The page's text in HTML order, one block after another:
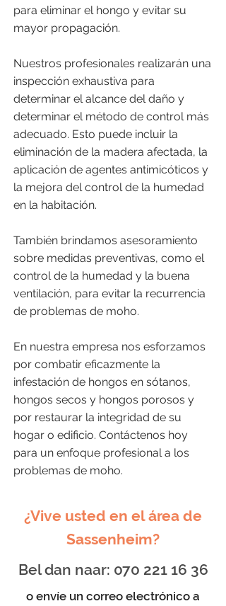
para eliminar el hongo y evitar su
mayor propagación.
Nuestros profesionales realizarán una
inspección exhaustiva para
determinar el alcance del daño y
determinar el método de control más
adecuado. Esto puede incluir la
eliminación de la madera afectada, la
aplicación de agentes antimicóticos y
la mejora del control de la humedad
en la habitación.
También brindamos asesoramiento
sobre medidas preventivas, como el
control de la humedad y la buena
ventilación, para evitar la recurrencia
de problemas de moho.
En nuestra empresa nos esforzamos
por combatir eficazmente la
infestación de hongos en sótanos,
hongos secos y hongos porosos y
por restaurar la integridad de su
hogar o edificio. Contáctenos hoy
para un enfoque profesional a los
problemas de moho.
¿Vive usted en el área de
Sassenheim?
Bel dan naar: 070 221 16 36
o envíe un correo electrónico a